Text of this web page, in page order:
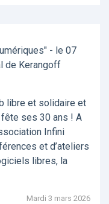
- le 07
de Kerangoff
libre et solidaire et
ses 30 ans ! A
Infini
et d’ateliers
libres, la
Mardi 3 mars 2026